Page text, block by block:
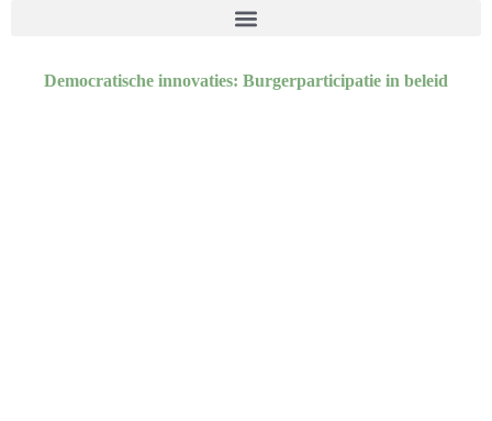
Democratische innovaties: Burgerparticipatie in beleid